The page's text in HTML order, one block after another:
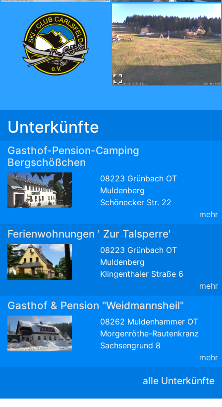
Unterkünfte
Gasthof-Pension-Camping
Bergschößchen
08223 Grünbach OT
Muldenberg
Schönecker Str. 22
mehr
Ferienwohnungen ' Zur Talsperre'
08223 Grünbach OT
Muldenberg
Klingenthaler Straße 6
mehr
Gasthof & Pension "Weidmannsheil"
08262 Muldenhammer OT
Morgenröthe-Rautenkranz
Sachsengrund 8
mehr
alle Unterkünfte